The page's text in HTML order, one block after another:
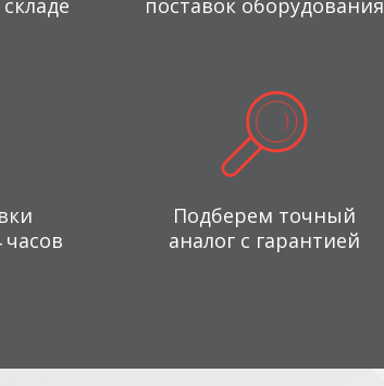
поставок оборудования
часов
Подберем точный
аналог с гарантией